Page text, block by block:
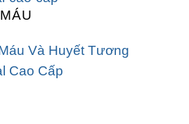
Và Huyết Tương
Cao Cấp